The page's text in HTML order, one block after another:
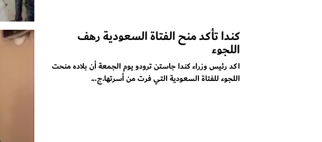
كندا تأكد منح الفتاة السعودية رهف
اللجوء
اكد رئيس وزراء كندا جاستن ترودو يوم الجمعة أن بلاده منحت
اللجوء للفتاة السعودية التي فرت من أسرتها.ج...